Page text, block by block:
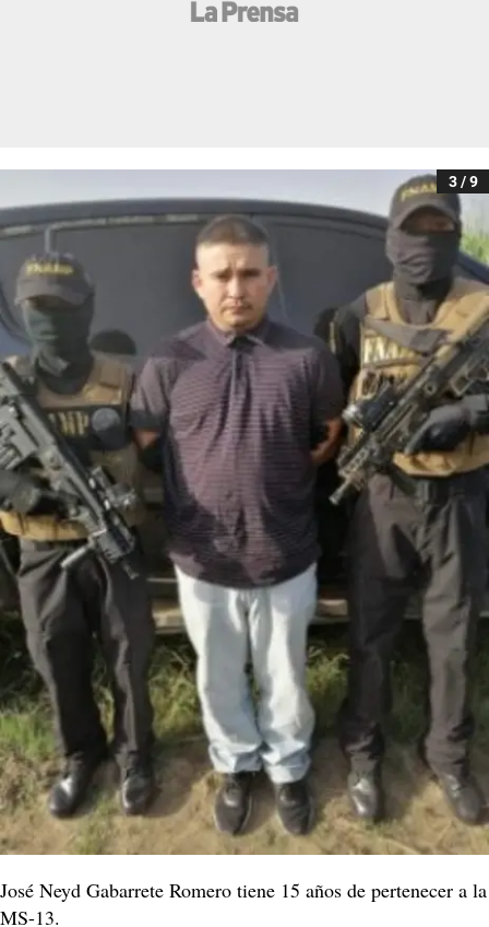
3 / 9
José Neyd Gabarrete Romero tiene 15 años de pertenecer a la
MS-13.